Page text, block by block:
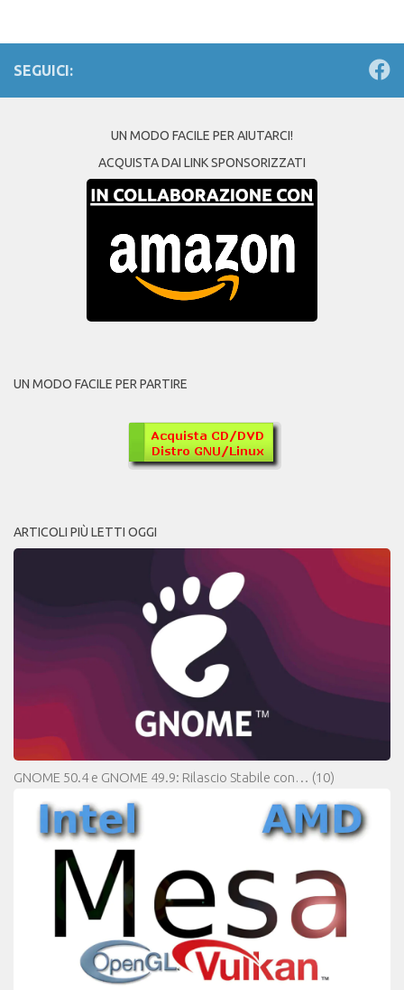
SEGUICI:
UN MODO FACILE PER AIUTARCI!
ACQUISTA DAI LINK SPONSORIZZATI
UN MODO FACILE PER PARTIRE
ARTICOLI PIÙ LETTI OGGI
GNOME 50.4 e GNOME 49.9: Rilascio Stabile con… (10)